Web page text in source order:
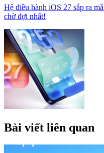
Hệ điều hành iOS 27 sắp ra
chờ đợi nhất!
Bài viết liên quan